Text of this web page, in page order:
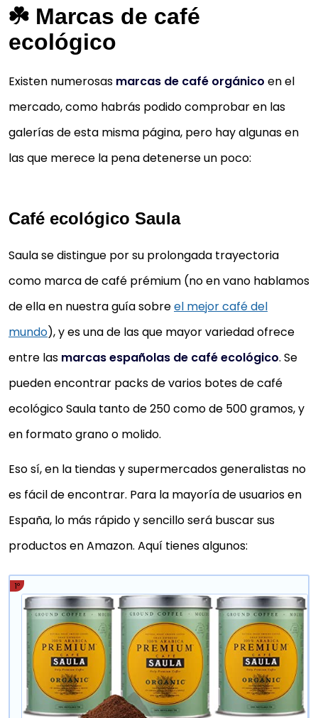
☘️ Marcas de café
ecológico
Existen numerosas marcas de café orgánico en el
mercado, como habrás podido comprobar en las
galerías de esta misma página, pero hay algunas en
las que merece la pena detenerse un poco:
Café ecológico Saula
Saula se distingue por su prolongada trayectoria
como marca de café prémium (no en vano hablamos
de ella en nuestra guía sobreel mejor café del
mundo), y es una de las que mayor variedad ofrece
entre las marcas españolas de café ecológico. Se
pueden encontrar packs de varios botes de café
ecológico Saula tanto de 250 como de 500 gramos, y
en formato grano o molido.
Eso sí, en la tiendas y supermercados generalistas no
es fácil de encontrar. Para la mayoría de usuarios en
España, lo más rápido y sencillo será buscar sus
productos en Amazon. Aquí tienes algunos:
1º